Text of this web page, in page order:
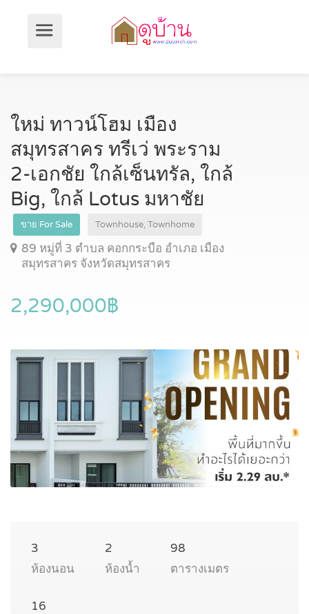
ใหม่ ทาวน์โฮม เมือง
สมุทรสาคร ทรีเว่ พระราม
2-เอกชัย ใกล้เซ็นทรัล, ใกล้
Big, ใกล้ Lotus มหาชัย
ขาย For Sale Townhouse, Townhome
89 หมู่ที่ 3 ตำบล คอกกระบือ อำเภอ เมือง
สมุทรสาคร จังหวัดสมุทรสาคร
2,290,000฿
3
ห้องนอน
2
ห้องน้ำ
98
ตารางเมตร
16